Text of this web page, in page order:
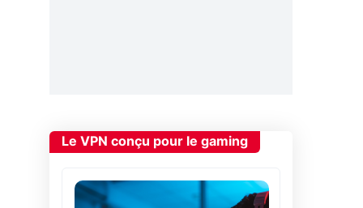
Le VPN conçu pour le gaming